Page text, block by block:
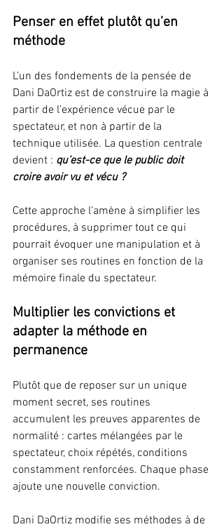
Penser en effet plutôt qu’en
méthode
L’un des fondements de la pensée de
Dani DaOrtiz est de construire la magie à
partir de l’expérience vécue par le
spectateur, et non à partir de la
technique utilisée. La question centrale
devient : qu’est-ce que le public doit
croire avoir vu et vécu ?
Cette approche l’amène à simplifier les
procédures, à supprimer tout ce qui
pourrait évoquer une manipulation et à
organiser ses routines en fonction de la
mémoire finale du spectateur.
Multiplier les convictions et
adapter la méthode en
permanence
Plutôt que de reposer sur un unique
moment secret, ses routines
accumulent les preuves apparentes de
normalité : cartes mélangées par le
spectateur, choix répétés, conditions
constamment renforcées. Chaque phase
ajoute une nouvelle conviction.
Dani DaOrtiz modifie ses méthodes à de